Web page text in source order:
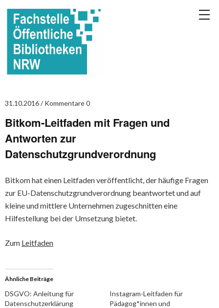
31.10.2016 Kommentare 0
Bitkom-Leitfaden mit Fragen und
Antworten zur
Datenschutzgrundverordnung
Bitkom hat einen Leitfaden veröffentlicht, der häufige Fragen
zur EU-Datenschutzgrundverordnung beantwortet und auf
kleine und mittlere Unternehmen zugeschnitten eine
Hilfestellung bei der Umsetzung bietet.
Zum Leitfaden
Ähnliche Beiträge
DSGVO: Anleitung für
Datenschutzerklärung
Instagram-Leitfaden für
Pädagog*innen und